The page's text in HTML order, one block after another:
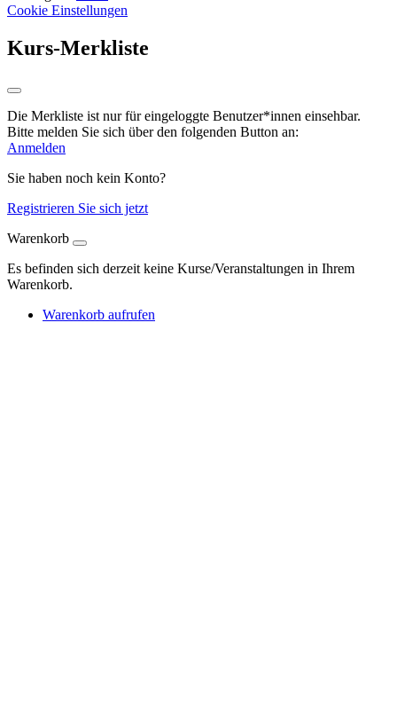
Cookie Einstellungen
Kurs-Merkliste
Die Merkliste ist nur für eingeloggte Benutzer*innen einsehbar.
Bitte melden Sie sich über den folgenden Button an:
Anmelden
Sie haben noch kein Konto?
Registrieren Sie sich jetzt
Warenkorb
Es befinden sich derzeit keine Kurse/Veranstaltungen in Ihrem
Warenkorb.
Warenkorb aufrufen